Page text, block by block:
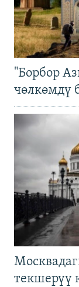
"Борбор
чөлкөмдү
текшерүү